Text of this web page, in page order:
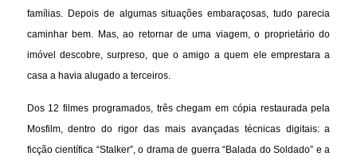
famílias. Depois de algumas situações embaraçosas, tudo parecia
caminhar bem. Mas, ao retornar de uma viagem, o proprietário do
imóvel descobre, surpreso, que o amigo a quem ele emprestara a
casa a havia alugado a terceiros.
Dos 12 filmes programados, três chegam em cópia restaurada pela
Mosfilm, dentro do rigor das mais avançadas técnicas digitais: a
ficção científica “Stalker”, o drama de guerra “Balada do Soldado” e a